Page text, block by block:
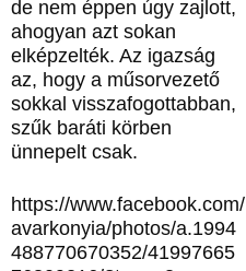
de nem éppen úgy zajlott,
ahogyan azt sokan
elképzelték. Az igazság
az, hogy a műsorvezető
sokkal visszafogottabban,
szűk baráti körben
ünnepelt csak.
https://www.facebook.com/
avarkonyia/photos/a.1994
488770670352/41997665